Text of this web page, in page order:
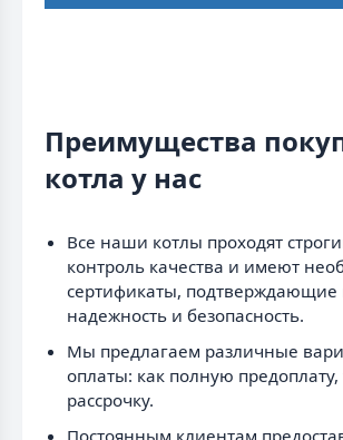
Преимущества
котла у нас
Все наши котлы проходят
контроль качества и имеют
сертификаты, подтверждающие
надежность и безопасность.
Мы предлагаем различные
оплаты: как полную предоплату,
рассрочку.
Постоянным клиентам